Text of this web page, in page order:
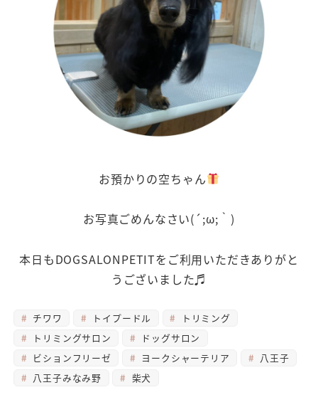
お預かりの空ちゃん
お写真ごめんなさい(´;ω;｀)
本日もDOGSALONPETITをご利用いただきありがと
うございました♬
チワワ トイプードル
トリミング
トリミングサロン
ドッグサロン
ビションフリーゼ
ヨークシャーテリア
八王子
八王子みなみ野
柴犬